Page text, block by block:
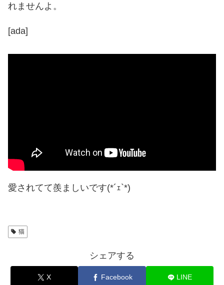
れませんよ。
[ada]
愛されてて羨ましいです(*´ｪ`*)
猫
シェアする
X Facebook LINE